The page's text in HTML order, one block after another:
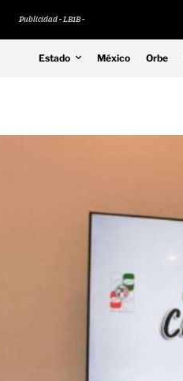
Publicidad - LB1B -
Estado México Orbe